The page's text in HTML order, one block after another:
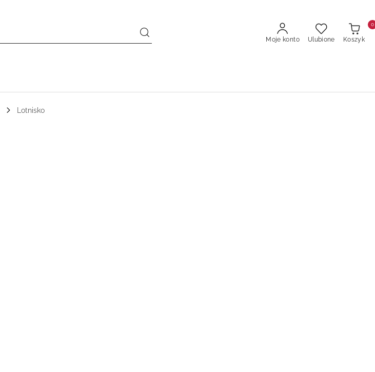
Moje konto Ulubione Koszyk
0
Lotnisko